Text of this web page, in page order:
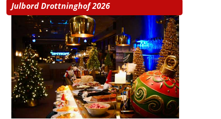
Julbord Drottninghof 2026